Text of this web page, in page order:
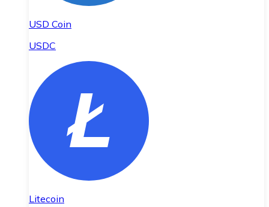
USD Coin
USDC
Litecoin